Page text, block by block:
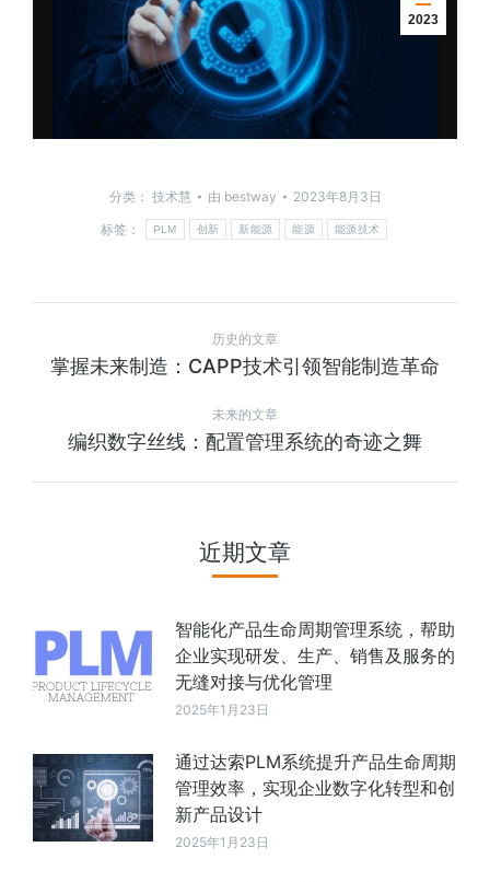
2023
分类： 技术慧 由 bestway
2023年8月3日
标签：
PLM 创新 新能源 能源 能源技术
历史的文章
掌握未来制造：CAPP技术引领智能制造革命
未来的文章
编织数字丝线：配置管理系统的奇迹之舞
近期文章
智能化产品生命周期管理系统，帮助
企业实现研发、生产、销售及服务的
无缝对接与优化管理
2025年1月23日
通过达索PLM系统提升产品生命周期
管理效率，实现企业数字化转型和创
新产品设计
2025年1月23日